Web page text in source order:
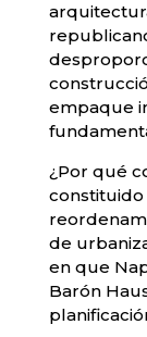
empaque
¿Por qué
de
en que
Barón